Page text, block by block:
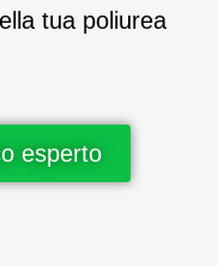
tua poliurea
esperto